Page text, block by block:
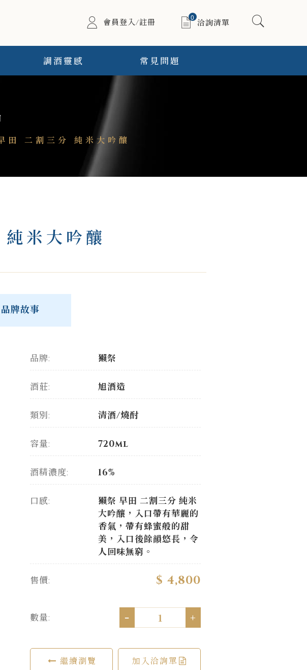
會員登入/註冊 0
洽詢清單
調酒靈感 常見問題
田 二割三分 純米大吟釀
米大吟釀
品牌故事
品牌: 獺祭
酒莊: 旭酒造
類別: 清酒/燒酎
容量: 720ml
酒精濃度: 16%
口感:
獺祭 早田 二割三分 純米
大吟釀，入口帶有華麗的
香氣，帶有蜂蜜般的甜
美，入口後餘韻悠長，令
人回味無窮。
售價: $ 4,800
數量: - +
繼續瀏覽 加入洽詢單